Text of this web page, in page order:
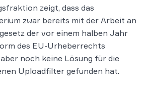
zeigt, dass das
zwar bereits mit der Arbeit an
der vor einem halben Jahr
des EU-Urheberrechts
noch keine Lösung für die
Uploadfilter gefunden hat.